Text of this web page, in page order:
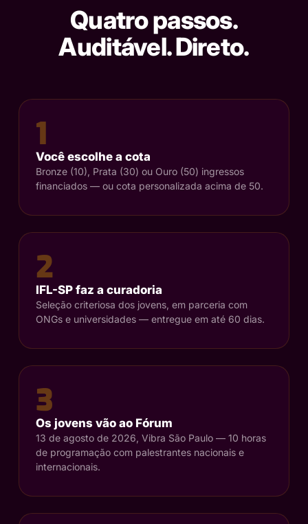
Quatro passos.
Auditável. Direto.
1
Você escolhe a cota
Bronze (10), Prata (30) ou Ouro (50) ingressos
financiados — ou cota personalizada acima de 50.
2
IFL-SP faz a curadoria
Seleção criteriosa dos jovens, em parceria com
ONGs e universidades — entregue em até 60 dias.
3
Os jovens vão ao Fórum
13 de agosto de 2026, Vibra São Paulo — 10 horas
de programação com palestrantes nacionais e
internacionais.